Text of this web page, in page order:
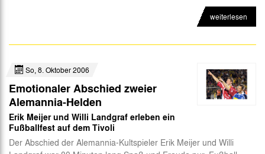
weiterlesen
So, 8. Oktober 2006
Emotionaler Abschied zweier
Alemannia-Helden
Erik Meijer und Willi Landgraf erleben ein
Fußballfest auf dem Tivoli
Der Abschied der Alemannia-Kultspieler Erik Meijer und Willi